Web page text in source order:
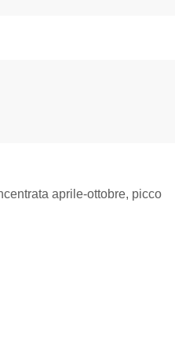
aprile-ottobre, picco